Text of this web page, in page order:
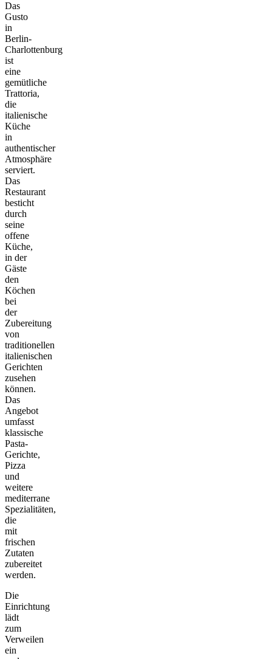
Das
Gusto
in
Berlin-
Charlottenburg
ist
eine
gemütliche
Trattoria,
die
italienische
Küche
in
authentischer
Atmosphäre
serviert.
Das
Restaurant
besticht
durch
seine
offene
Küche,
in der
Gäste
den
Köchen
bei
der
Zubereitung
von
traditionellen
italienischen
Gerichten
zusehen
können.
Das
Angebot
umfasst
klassische
Pasta-
Gerichte,
Pizza
und
weitere
mediterrane
Spezialitäten,
die
mit
frischen
Zutaten
zubereitet
werden.
Die
Einrichtung
lädt
zum
Verweilen
ein